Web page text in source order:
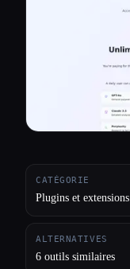
CATÉGORIE
Plugins et extensions
ALTERNATIVES
6 outils similaires